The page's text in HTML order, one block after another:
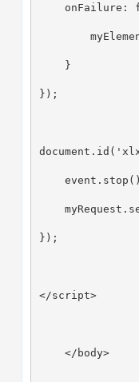
onFailure:
    }
});
});
</script>
    </body>